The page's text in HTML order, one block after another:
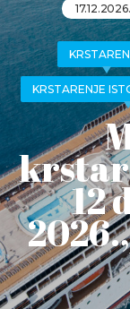
17.12.2026.
KRSTARENJE
12